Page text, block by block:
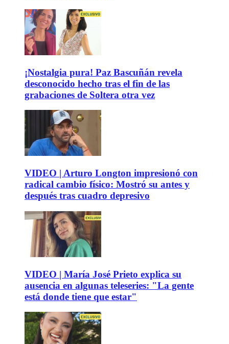
¡Nostalgia pura! Paz Bascuñán revela
desconocido hecho tras el fin de las
grabaciones de Soltera otra vez
VIDEO | Arturo Longton impresionó con
radical cambio físico: Mostró su antes y
después tras cuadro depresivo
VIDEO | María José Prieto explica su
ausencia en algunas teleseries: "La gente
está donde tiene que estar"